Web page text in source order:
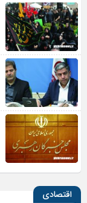
اقتصادی